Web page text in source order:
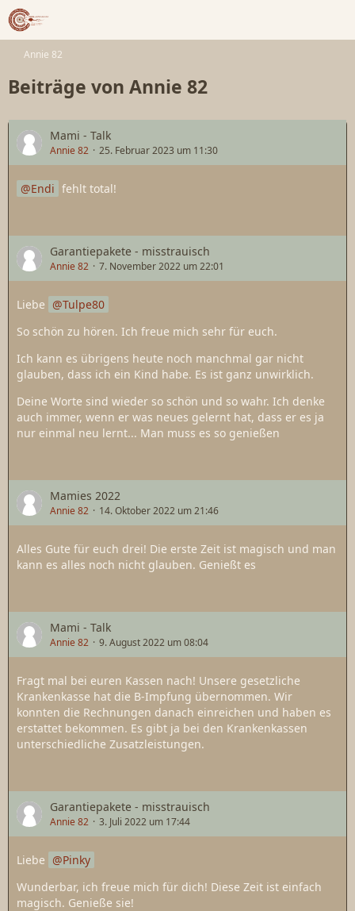
Annie 82
Beiträge von Annie 82
Mami - Talk
Annie 82 25. Februar 2023 um 11:30
Endi fehlt total!
Garantiepakete - misstrauisch
Annie 82 7. November 2022 um 22:01
Liebe
Tulpe80
So schön zu hören. Ich freue mich sehr für euch.
Ich kann es übrigens heute noch manchmal gar nicht
glauben, dass ich ein Kind habe. Es ist ganz unwirklich.
Deine Worte sind wieder so schön und so wahr. Ich denke
auch immer, wenn er was neues gelernt hat, dass er es ja
nur einmal neu lernt... Man muss es so genießen
Mamies 2022
Annie 82 14. Oktober 2022 um 21:46
Alles Gute für euch drei! Die erste Zeit ist magisch und man
kann es alles noch nicht glauben. Genießt es
Mami - Talk
Annie 82 9. August 2022 um 08:04
Fragt mal bei euren Kassen nach! Unsere gesetzliche
Krankenkasse hat die B-Impfung übernommen. Wir
konnten die Rechnungen danach einreichen und haben es
erstattet bekommen. Es gibt ja bei den Krankenkassen
unterschiedliche Zusatzleistungen.
Garantiepakete - misstrauisch
Annie 82 3. Juli 2022 um 17:44
Liebe
Pinky
Wunderbar, ich freue mich für dich! Diese Zeit ist einfach
magisch. Genieße sie!